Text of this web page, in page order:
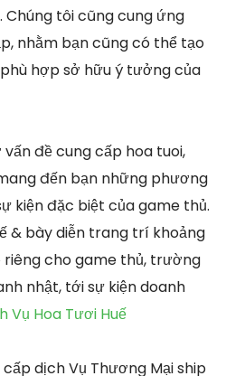
tôi cũng cung ứng
nhằm bạn cũng có thể tạo
hợp sở hữu ý tưởng của
đề cung cấp hoa tuoi,
đến bạn những phương
kiện đặc biệt của game thủ.
& bày diễn trang trí khoảng
cho game thủ, trường
nhật, tới sự kiện doanh
Vụ Hoa Tươi Huế
dịch Vụ Thương Mại ship